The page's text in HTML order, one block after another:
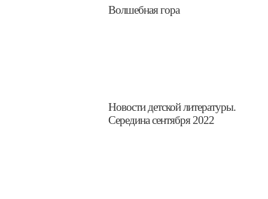
​Волшебная гора
​Новости детской литературы.
Середина сентября 2022